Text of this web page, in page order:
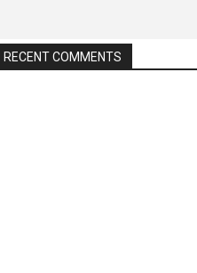
RECENT COMMENTS